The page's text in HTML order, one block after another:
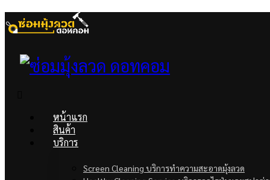
หน้าแรก
สินค้า
บริการ
Screen Cleaning บริการทำความสะอาดมุ้งลวด